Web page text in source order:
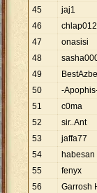
45
jaj1
46
47
onasisi
48
49
50
-
51
c0ma
52
sir..Ant
53
jaffa77
54
habesan
55
fenyx
56
Garrosh